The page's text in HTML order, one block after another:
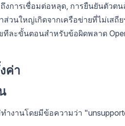
การเชื่อมต่อหลุด, การยืนยันตัวต
นใหญ่เกิดจากเครือข่ายที่ไม่เสถี
ละขั้นตอนสำหรับข้อผิดพลาด
ค่า
ำงานโดยมีข้อความว่า